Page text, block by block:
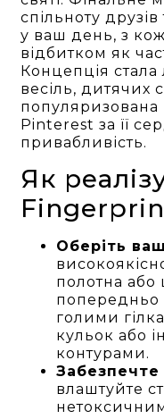
спільноту
у ваш день, з
відбитком як
Концепція
весіль, дитячих
популяризована
Pinterest за її
привабливість.
Як
Оберіть
полотна або
голими
кульок або
контурами.
Забезпечте
влаштуйте